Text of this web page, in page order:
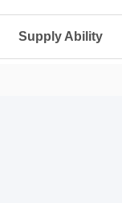
Supply Ability